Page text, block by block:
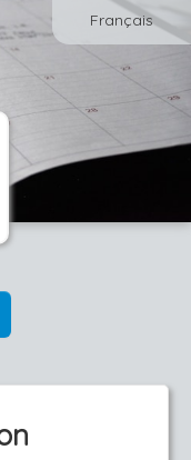
Français